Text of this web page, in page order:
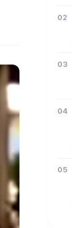
02
03
04
05